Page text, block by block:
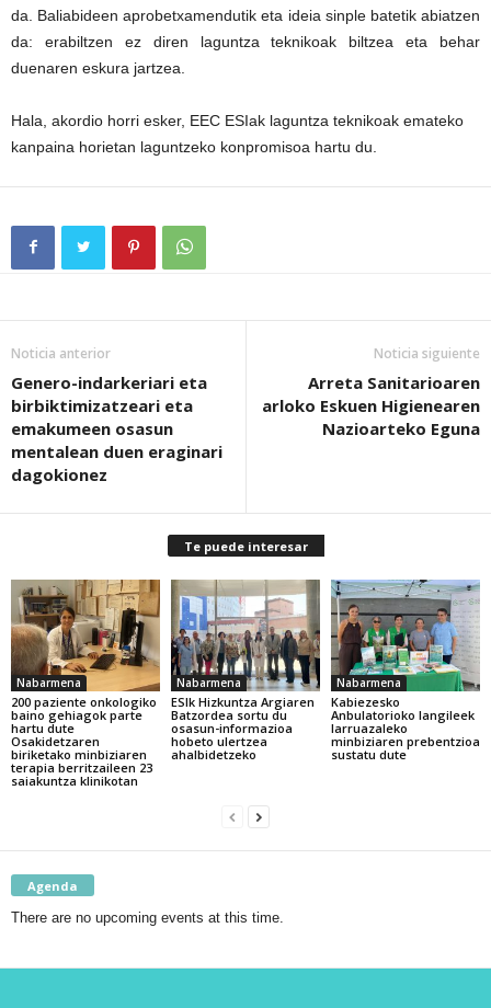
da. Baliabideen aprobetxamendutik eta ideia sinple batetik abiatzen
da: erabiltzen ez diren laguntza teknikoak biltzea eta behar
duenaren eskura jartzea.
Hala, akordio horri esker, EEC ESIak laguntza teknikoak emateko
kanpaina horietan laguntzeko konpromisoa hartu du.
Noticia anterior
Genero-indarkeriari eta
birbiktimizatzeari eta
emakumeen osasun
mentalean duen eraginari
dagokionez
Noticia siguiente
Arreta Sanitarioaren
arloko Eskuen Higienearen
Nazioarteko Eguna
Te puede interesar
Nabarmena
200 paziente onkologiko
baino gehiagok parte
hartu dute
Osakidetzaren
biriketako minbiziaren
terapia berritzaileen 23
saiakuntza klinikotan
Nabarmena
ESIk Hizkuntza Argiaren
Batzordea sortu du
osasun-informazioa
hobeto ulertzea
ahalbidetzeko
Nabarmena
Kabiezesko
Anbulatorioko langileek
larruazaleko
minbiziaren prebentzioa
sustatu dute
Agenda
There are no upcoming events at this time.